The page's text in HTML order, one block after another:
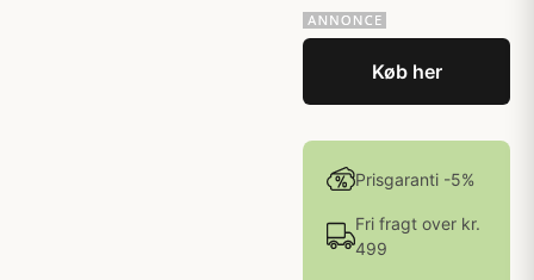
Køb her
Prisgaranti -5%
Fri fragt over kr.
499